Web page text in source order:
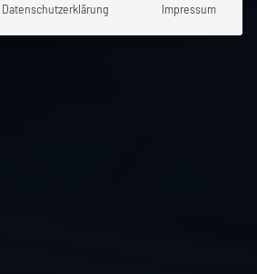
Datenschutzerklärung Impressum